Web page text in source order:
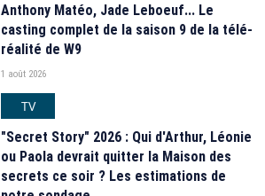
Anthony Matéo, Jade Leboeuf... Le
casting complet de la saison 9 de la télé-
réalité de W9
1 août 2026
TV
"Secret Story" 2026 : Qui d'Arthur, Léonie
ou Paola devrait quitter la Maison des
secrets ce soir ? Les estimations de